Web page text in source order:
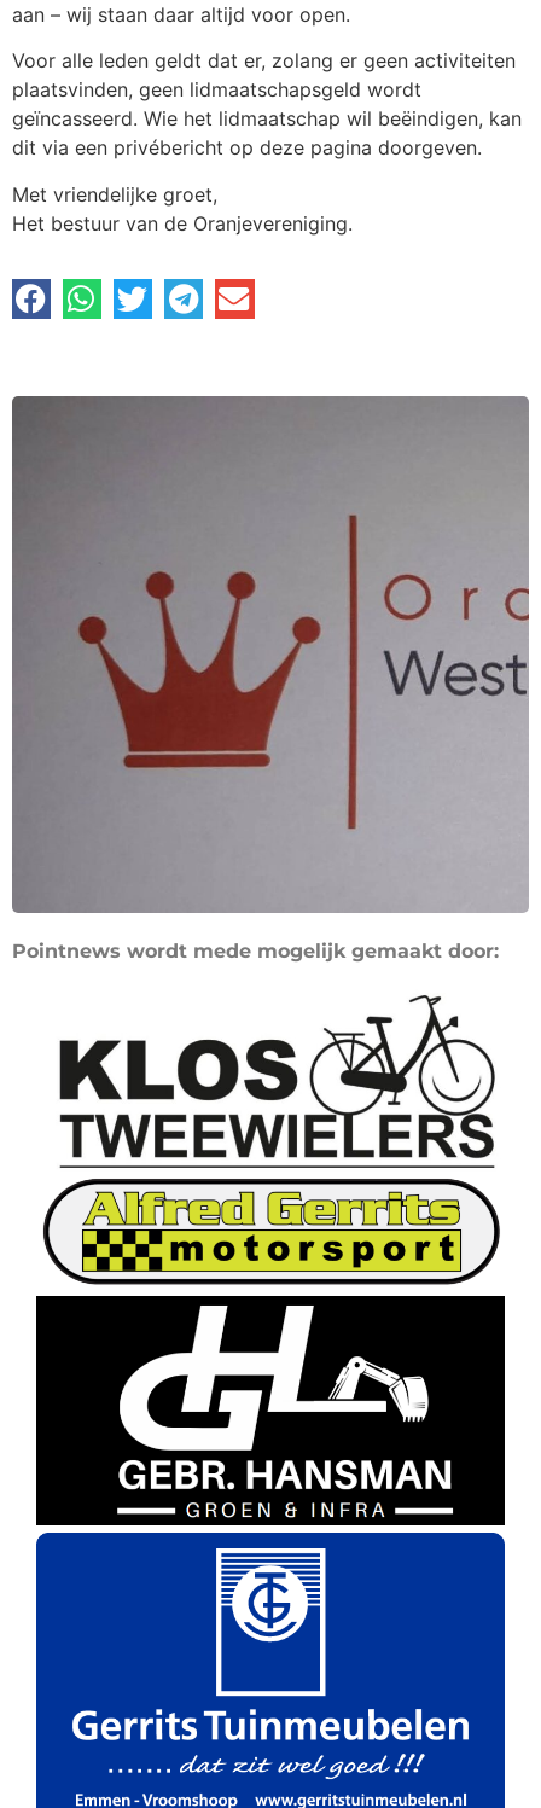
aan – wij staan daar altijd voor open.
Voor alle leden geldt dat er, zolang er geen activiteiten
plaatsvinden, geen lidmaatschapsgeld wordt
geïncasseerd. Wie het lidmaatschap wil beëindigen, kan
dit via een privébericht op deze pagina doorgeven.
Met vriendelijke groet,
Het bestuur van de Oranjevereniging.
Pointnews wordt mede mogelijk gemaakt door: